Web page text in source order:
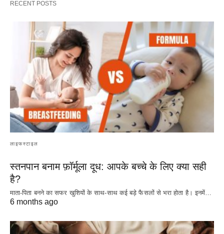
RECENT POSTS
लाइफस्टाइल
स्तनपान बनाम फ़ॉर्मूला दूध: आपके बच्चे के लिए क्या सही
है?
माता-पिता बनने का सफर खुशियों के साथ-साथ कई बड़े फैसलों से भरा होता है। इनमें…
6 months ago